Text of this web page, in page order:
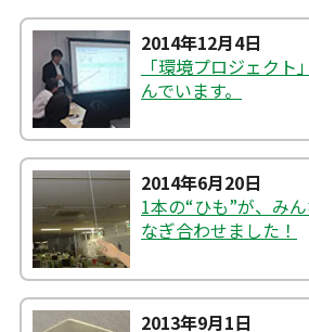
2014年12月4日
「環境プロジェク
んでいます。
2014年6月20日
1本の“ひも”が、み
なぎ合わせました！
2013年9月1日